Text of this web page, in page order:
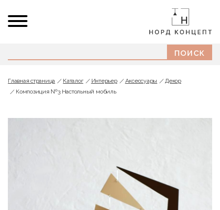
Главная страница Каталог Интерьер Аксессуары
Декор
Композиция №3 Настольный мобиль